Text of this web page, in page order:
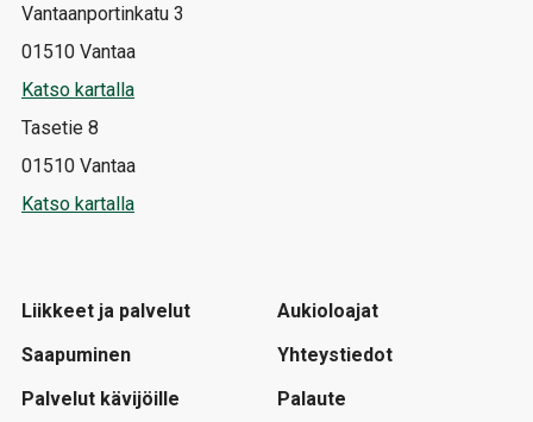
Vantaanportinkatu 3
01510 Vantaa
Katso kartalla
Tasetie 8
01510 Vantaa
Katso kartalla
Liikkeet ja palvelut
Saapuminen
Palvelut kävijöille
Aukioloajat
Yhteystiedot
Palaute